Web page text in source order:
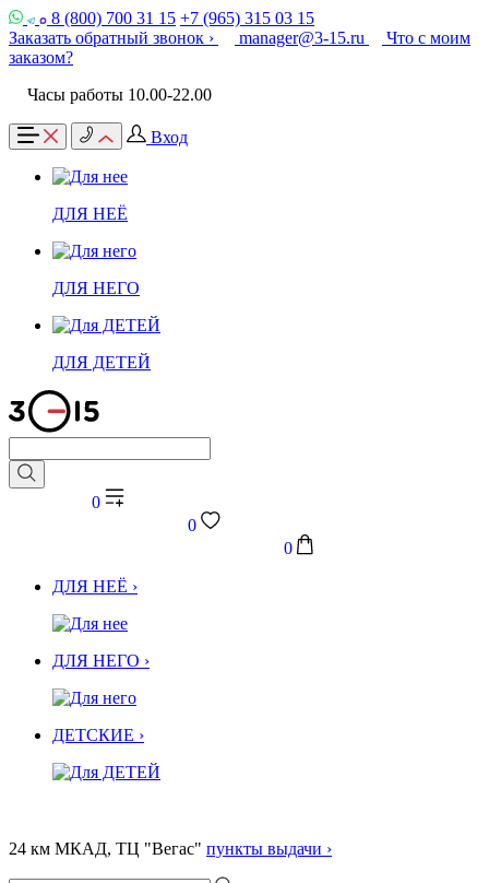
8 (800) 700 31 15 +7 (965) 315 03 15
Заказать обратный звонок ›
manager@3-15.ru
Что с моим
заказом?
Часы работы 10.00-22.00
Вход
ДЛЯ НЕЁ
ДЛЯ НЕГО
ДЛЯ ДЕТЕЙ
0
0
0
ДЛЯ НЕЁ ›
ДЛЯ НЕГО ›
ДЕТСКИЕ ›
24 км МКАД, ТЦ "Вегас" пункты выдачи ›